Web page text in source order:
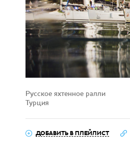
Русское яхтенное ралли
Турция
ДОБАВИТЬ В ПЛЕЙЛИСТ